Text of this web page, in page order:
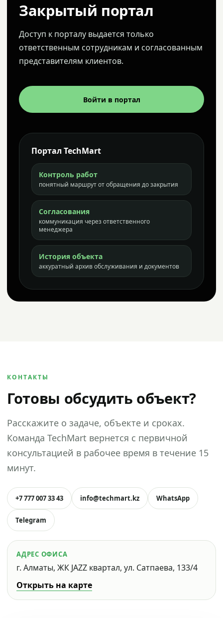
Закрытый портал
Доступ к порталу выдается только
ответственным сотрудникам и согласованным
представителям клиентов.
Войти в портал
Портал TechMart
Контроль работ
понятный маршрут от обращения до закрытия
Согласования
коммуникация через ответственного
менеджера
История объекта
аккуратный архив обслуживания и документов
КОНТАКТЫ
Готовы обсудить объект?
Расскажите о задаче, объекте и сроках.
Команда TechMart вернется с первичной
консультацией в рабочее время в течение 15
минут.
+7 777 007 33 43 info@techmart.kz WhatsApp
Telegram
АДРЕС ОФИСА
г. Алматы, ЖК JAZZ квартал, ул. Сатпаева, 133/4
Открыть на карте